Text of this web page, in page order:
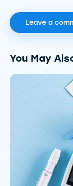
You May